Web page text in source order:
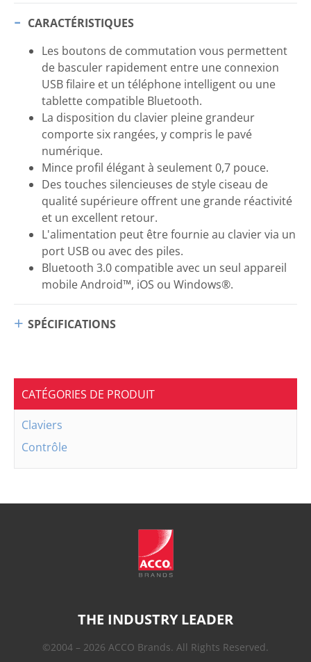
CARACTÉRISTIQUES
Les boutons de commutation vous permettent
de basculer rapidement entre une connexion
USB filaire et un téléphone intelligent ou une
tablette compatible Bluetooth.
La disposition du clavier pleine grandeur
comporte six rangées, y compris le pavé
numérique.
Mince profil élégant à seulement 0,7 pouce.
Des touches silencieuses de style ciseau de
qualité supérieure offrent une grande réactivité
et un excellent retour.
L'alimentation peut être fournie au clavier via un
port USB ou avec des piles.
Bluetooth 3.0 compatible avec un seul appareil
mobile Android™, iOS ou Windows®.
SPÉCIFICATIONS
CATÉGORIES DE PRODUIT
Claviers
Contrôle
THE INDUSTRY LEADER
©2004 – 2026 ACCO Brands. All Rights Reserved.